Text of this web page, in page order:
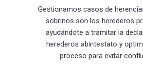
Gestionamos casos de
sobrinos son los herederos
ayudándote a tramitar la
herederos abintestato y
proceso para evitar